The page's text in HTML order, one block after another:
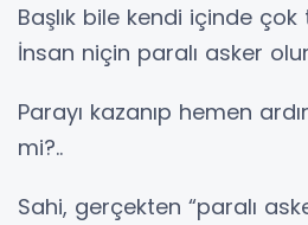
Başlık bile kendi içinde
İnsan niçin paralı asker
Parayı kazanıp hemen
mi?..
Sahi, gerçekten “paralı